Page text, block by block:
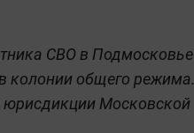
СВО в Подмосковье
колонии общего режима.
юрисдикции Московской